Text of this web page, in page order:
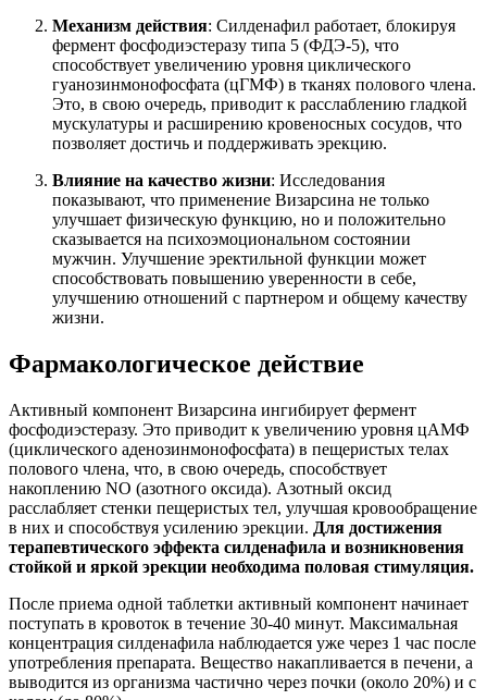
Механизм действия: Силденафил работает, блокируя
фермент фосфодиэстеразу типа 5 (ФДЭ-5), что
способствует увеличению уровня циклического
гуанозинмонофосфата (цГМФ) в тканях полового члена.
Это, в свою очередь, приводит к расслаблению гладкой
мускулатуры и расширению кровеносных сосудов, что
позволяет достичь и поддерживать эрекцию.
Влияние на качество жизни: Исследования
показывают, что применение Визарсина не только
улучшает физическую функцию, но и положительно
сказывается на психоэмоциональном состоянии
мужчин. Улучшение эректильной функции может
способствовать повышению уверенности в себе,
улучшению отношений с партнером и общему качеству
жизни.
Фармакологическое действие
Активный компонент Визарсина ингибирует фермент
фосфодиэстеразу. Это приводит к увеличению уровня цАМФ
(циклического аденозинмонофосфата) в пещеристых телах
полового члена, что, в свою очередь, способствует
накоплению NO (азотного оксида). Азотный оксид
расслабляет стенки пещеристых тел, улучшая кровообращение
в них и способствуя усилению эрекции. Для достижения
терапевтического эффекта силденафила и возникновения
стойкой и яркой эрекции необходима половая стимуляция.
После приема одной таблетки активный компонент начинает
поступать в кровоток в течение 30-40 минут. Максимальная
концентрация силденафила наблюдается уже через 1 час после
употребления препарата. Вещество накапливается в печени, а
выводится из организма частично через почки (около 20%) и с